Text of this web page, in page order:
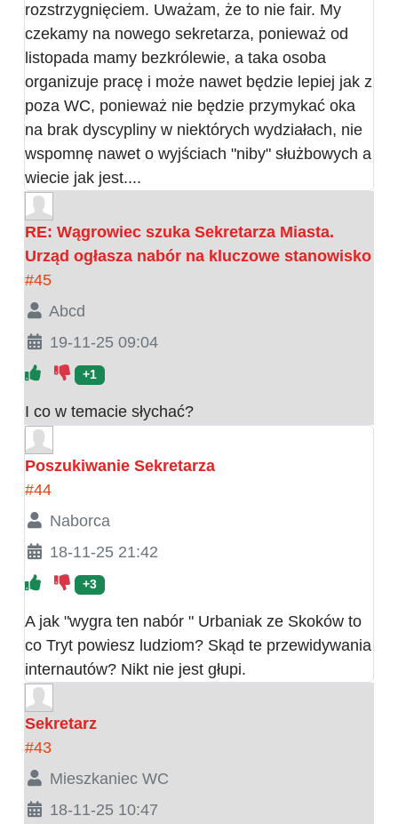
rozstrzygnięciem. Uważam, że to nie fair. My
czekamy na nowego sekretarza, ponieważ od
listopada mamy bezkrólewie, a taka osoba
organizuje pracę i może nawet będzie lepiej jak z
poza WC, ponieważ nie będzie przymykać oka
na brak dyscypliny w niektórych wydziałach, nie
wspomnę nawet o wyjściach "niby" służbowych a
wiecie jak jest....
RE: Wągrowiec szuka Sekretarza Miasta.
Urząd ogłasza nabór na kluczowe stanowisko
#45
Abcd
19-11-25 09:04
+1
I co w temacie słychać?
Poszukiwanie Sekretarza
#44
Naborca
18-11-25 21:42
+3
A jak "wygra ten nabór " Urbaniak ze Skoków to
co Tryt powiesz ludziom? Skąd te przewidywania
internautów? Nikt nie jest głupi.
Sekretarz
#43
Mieszkaniec WC
18-11-25 10:47